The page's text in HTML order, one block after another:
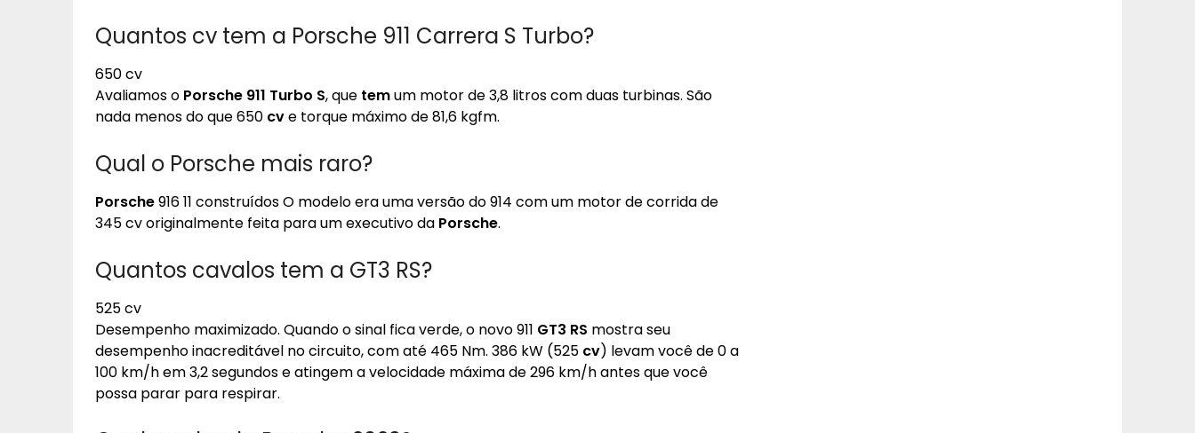
Quantos cv tem a Porsche 911 Carrera S Turbo?
650 cv
Avaliamos o Porsche 911 Turbo S, que temum motor de 3,8 litros com duas turbinas. São
nada menos do que 650 cve torque máximo de 81,6 kgfm.
Qual o Porsche mais raro?
Porsche916 11 construídos O modelo era uma versão do 914 com um motor de corrida de
345 cv originalmente feita para um executivo da Porsche.
Quantos cavalos tem a GT3 RS?
525 cv
Desempenho maximizado. Quando o sinal fica verde, o novo 911 GT3 RS mostra seu
desempenho inacreditável no circuito, com até 465 Nm. 386 kW (525 cv) levam você de 0 a
100 km/h em 3,2 segundos e atingem a velocidade máxima de 296 km/h antes que você
possa parar para respirar.